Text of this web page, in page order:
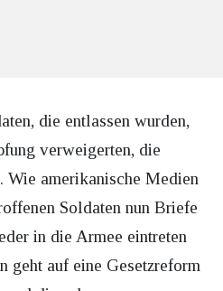
die entlassen wurden,
verweigerten, die
Wie amerikanische Medien
Soldaten nun Briefe
in die Armee eintreten
geht auf eine Gesetzreform